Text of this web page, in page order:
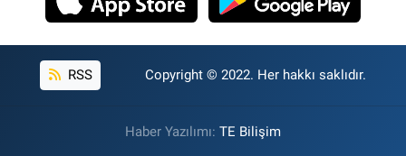
RSS Copyright © 2022. Her hakkı saklıdır.
Haber Yazılımı: TE Bilişim